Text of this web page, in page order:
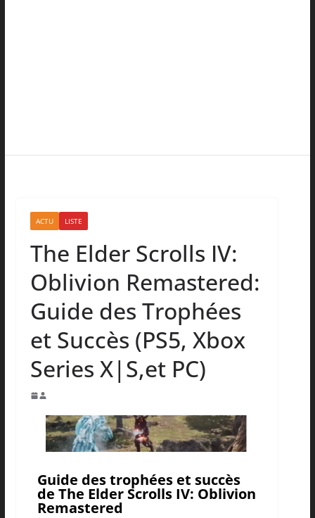
ACTU LISTE
The Elder Scrolls IV:
Oblivion Remastered:
Guide des Trophées
et Succès (PS5, Xbox
Series X|S,et PC)
Guide des trophées et succès
de The Elder Scrolls IV: Oblivion
Remastered